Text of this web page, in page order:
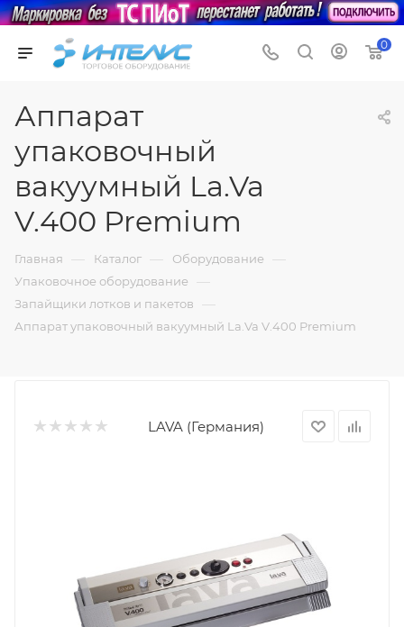
0
Аппарат
упаковочный
вакуумный La.Va
V.400 Premium
Главная — Каталог — Оборудование —
Упаковочное оборудование —
Запайщики лотков и пакетов —
Аппарат упаковочный вакуумный La.Va V.400 Premium
LAVA (Германия)